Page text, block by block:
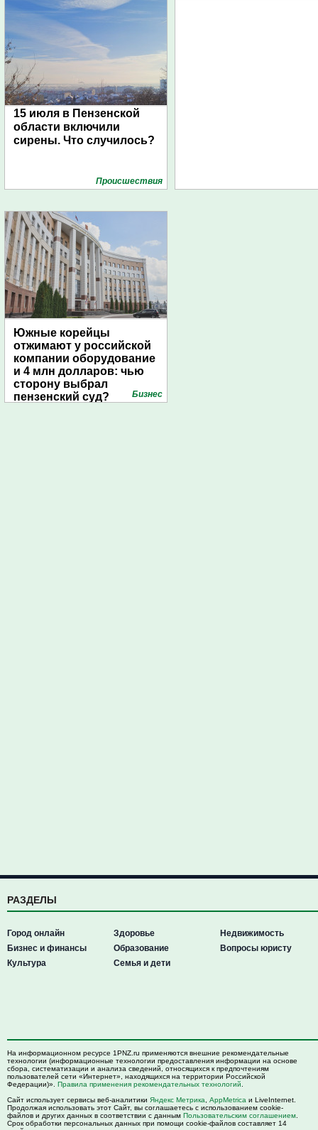
15 июля в Пензенской
области включили
сирены. Что случилось?
Проиcшествия
Южные корейцы
отжимают у российской
компании оборудование
и 4 млн долларов: чью
сторону выбрал
пензенский суд?
Бизнес
РАЗДЕЛЫ
Город онлайн
Бизнес и финансы
Культура
Здоровье
Образование
Семья и дети
Недвижимость
Вопросы юристу
На информационном ресурсе 1PNZ.ru применяются внешние рекомендательные
технологии (информационные технологии предоставления информации на основе
сбора, систематизации и анализа сведений, относящихся к предпочтениям
пользователей сети «Интернет», находящихся на территории Российской
Федерации)». Правила применения рекомендательных технологий
Сайт использует сервисы веб-аналитики Яндекс Метрика AppMetrica и LiveInternet.
Продолжая использовать этот Сайт, вы соглашаетесь с использованием cookie-
файлов и других данных в соответствии с данным Пользовательским соглашением
Срок обработки персональных данных при помощи cookie-файлов составляет 14